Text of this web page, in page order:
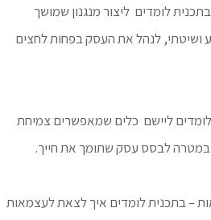
לומדים ליצור מנגנון שמושך
ושיטתי, לנהל את העסק בפחות לחצים
ליישם כלים שמאפשרים צמיחת
לבסס עסק שתומך את חייך.
– בתכנית לומדים איך לצאת לעצמאות